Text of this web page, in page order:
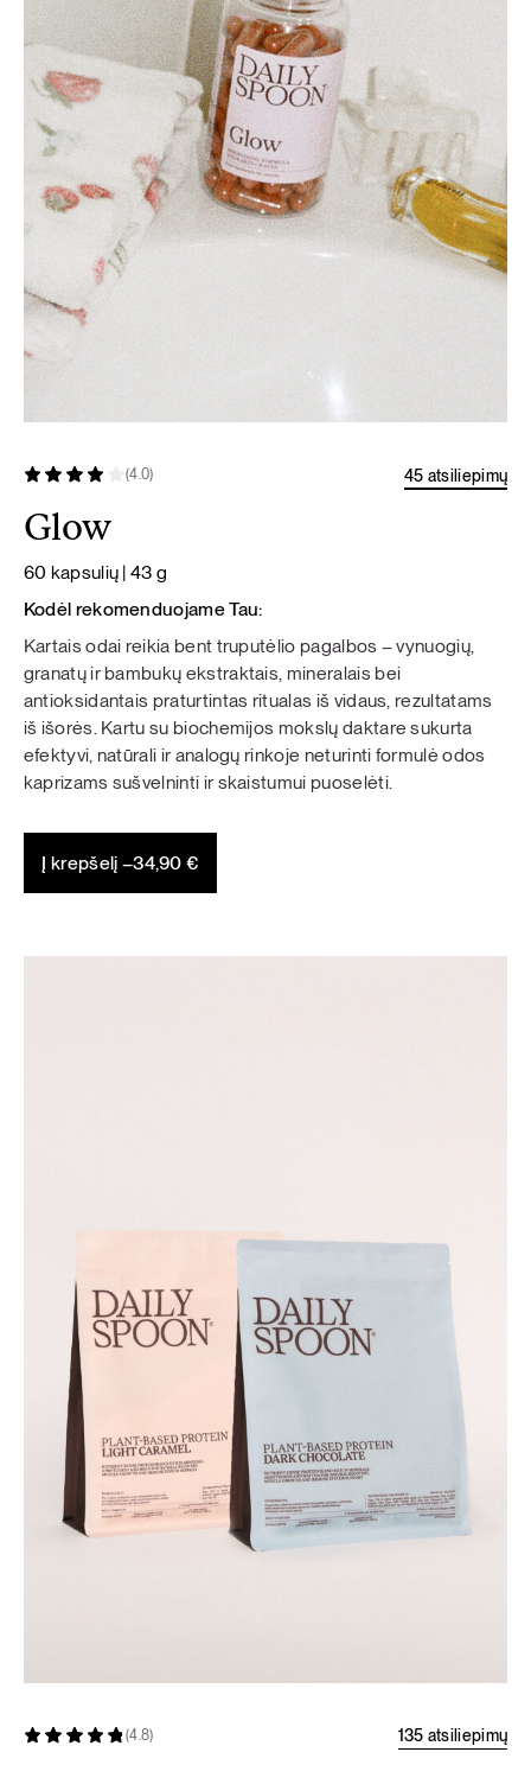
(4.0) 45 atsiliepimų
Glow
60 kapsulių | 43 g
Kodėl rekomenduojame Tau:
Kartais odai reikia bent truputėlio pagalbos – vynuogių,
granatų ir bambukų ekstraktais, mineralais bei
antioksidantais praturtintas ritualas iš vidaus, rezultatams
iš išorės. Kartu su biochemijos mokslų daktare sukurta
efektyvi, natūrali ir analogų rinkoje neturinti formulė odos
kaprizams sušvelninti ir skaistumui puoselėti.
Į krepšelį –34,90€
(4.8) 135 atsiliepimų